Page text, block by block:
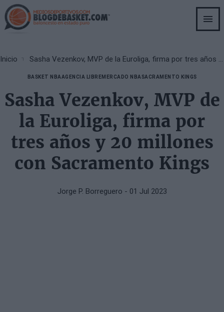
Skip
to
main
Breadcrumb
Inicio Sasha Vezenkov, MVP de la Euroliga, firma por tres años y 20 millones con Sacramento Kings
BASKET NBAAGENCIA LIBREMERCADO NBASACRAMENTO KINGS
Sasha Vezenkov, MVP de
la Euroliga, firma por
tres años y 20 millones
con Sacramento Kings
Jorge P. Borreguero - 01 Jul 2023